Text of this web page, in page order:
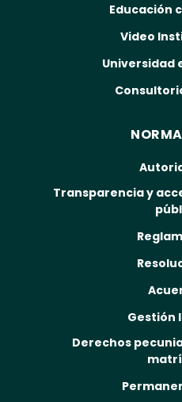
Educación
Video
Universidad
Transparencia y
Gestión
Derechos